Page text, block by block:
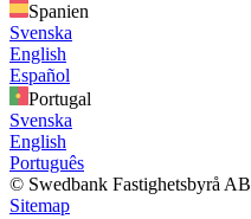
Spanien
Svenska
English
Español
Portugal
Svenska
English
Português
© Swedbank Fastighetsbyrå AB
Sitemap